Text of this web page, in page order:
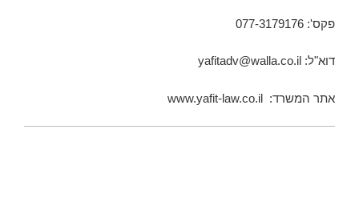
פקס': 077-3179176
דוא"ל: yafitadv@walla.co.il
אתר המשרד: www.yafit-law.co.il